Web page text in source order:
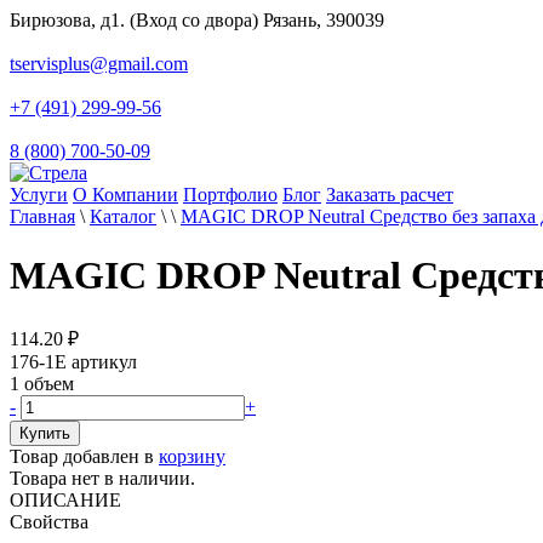
Бирюзова, д1. (Вход со двора) Рязань, 390039
tservisplus@gmail.com
+7 (491) 299-99-56
8 (800) 700-50-09
Услуги О Компании Портфолио Блог Заказать расчет
Главная \ Каталог \ \ MAGIC DROP Neutral Средство без
MAGIC DROP Neutral
114.20 ₽
176-1E артикул
1 объем
-
+
Товар добавлен в корзину
Товара нет в наличии.
ОПИСАНИЕ
Свойства